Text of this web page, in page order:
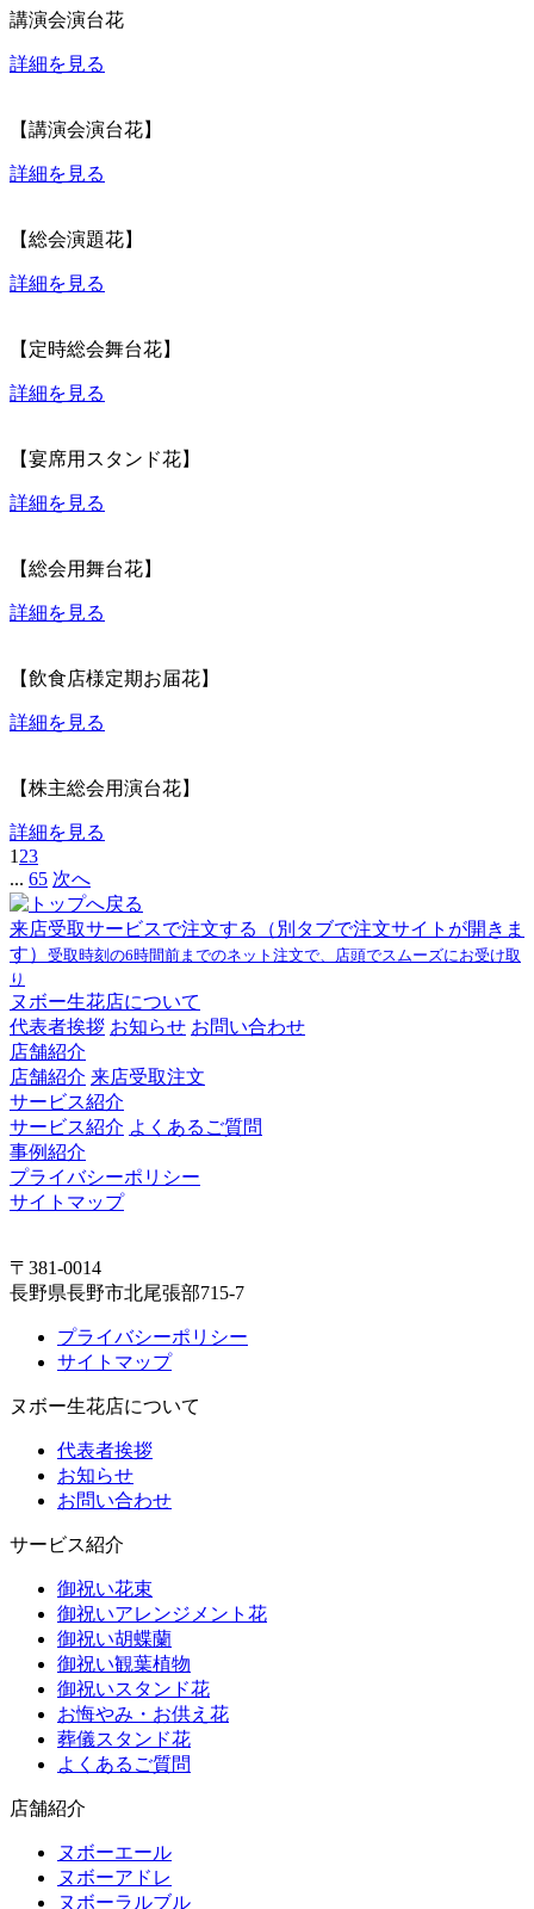
講演会演台花
詳細を見る
【講演会演台花】
詳細を見る
【総会演題花】
詳細を見る
【定時総会舞台花】
詳細を見る
【宴席用スタンド花】
詳細を見る
【総会用舞台花】
詳細を見る
【飲食店様定期お届花】
詳細を見る
【株主総会用演台花】
詳細を見る
1 23
... 65 次へ
来店受取サービスで注文する
（別タブで注文サイトが開きま
す） 受取時刻の6時間前までのネット注文で、店頭でスムーズにお受け取
り
ヌボー生花店について
代表者挨拶 お知らせ お問い合わせ
店舗紹介
店舗紹介 来店受取注文
サービス紹介
サービス紹介 よくあるご質問
事例紹介
プライバシーポリシー
サイトマップ
〒381-0014
長野県長野市北尾張部715-7
プライバシーポリシー
サイトマップ
ヌボー生花店について
代表者挨拶
お知らせ
お問い合わせ
サービス紹介
御祝い花束
御祝いアレンジメント花
御祝い胡蝶蘭
御祝い観葉植物
御祝いスタンド花
お悔やみ・お供え花
葬儀スタンド花
よくあるご質問
店舗紹介
ヌボーエール
ヌボーアドレ
ヌボーラルブル